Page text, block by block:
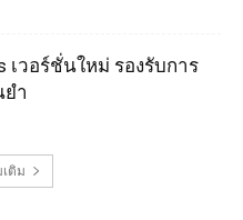
เวอร์ชั่นใหม่ รองรับการ
ำ
ติม